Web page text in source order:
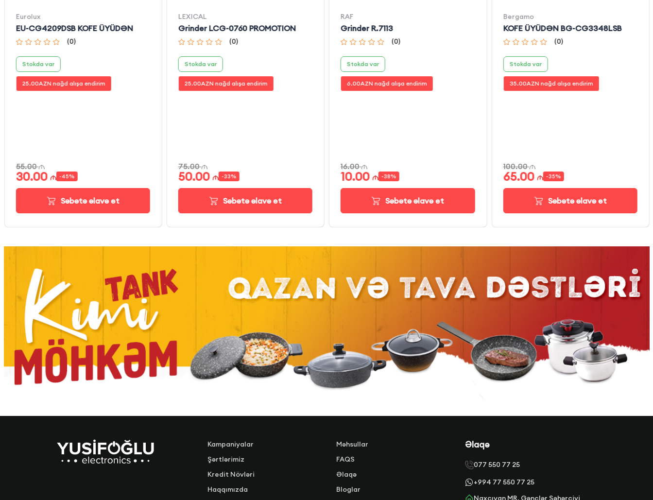
Eurolux
EU-CG4209DSB KOFE ÜYÜDƏN
(0)
Stokda var
25.00AZN nağd alışa endirim
55.00
30.00 -45%
Səbətə əlavə et
LEXICAL
Grinder LCG-0760 PROMOTION
(0)
Stokda var
25.00AZN nağd alışa endirim
75.00
50.00 -33%
Səbətə əlavə et
RAF
Grinder R.7113
(0)
Stokda var
6.00AZN nağd alışa endirim
16.00
10.00 -38%
Səbətə əlavə et
Bergamo
KOFE ÜYÜDƏN BG-CG3348LSB
(0)
Stokda var
35.00AZN nağd alışa endirim
100.00
65.00 -35%
Səbətə əlavə et
Kampaniyalar
Şərtlərimiz
Kredit Növləri
Haqqımızda
Məhsullar
FAQS
Əlaqə
Bloglar
Əlaqə
077 550 77 25
+994 77 550 77 25
Naxçıvan MR. Gənclər Şəhərciyi